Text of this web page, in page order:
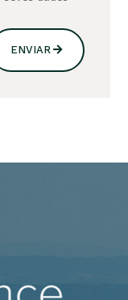
ENVIAR